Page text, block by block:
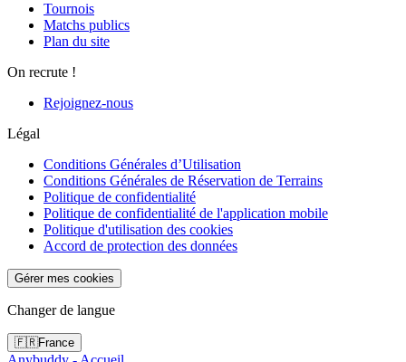
Tournois
Matchs publics
Plan du site
On recrute !
Rejoignez-nous
Légal
Conditions Générales d’Utilisation
Conditions Générales de Réservation de Terrains
Politique de confidentialité
Politique de confidentialité de l'application mobile
Politique d'utilisation des cookies
Accord de protection des données
Gérer mes cookies
Changer de langue
🇫🇷France